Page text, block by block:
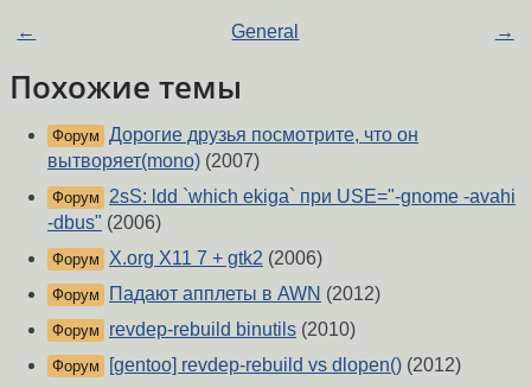
← General →
Похожие темы
Форум Дорогие друзья посмотрите, что он
вытворяет(mono) (2007)
Форум
2sS: ldd `which ekiga` при USE="-gnome -avahi
-dbus" (2006)
Форум X.org X11 7 + gtk2 (2006)
Форум Падают апплеты в AWN (2012)
Форум revdep-rebuild binutils (2010)
Форум [gentoo] revdep-rebuild vs dlopen() (2012)